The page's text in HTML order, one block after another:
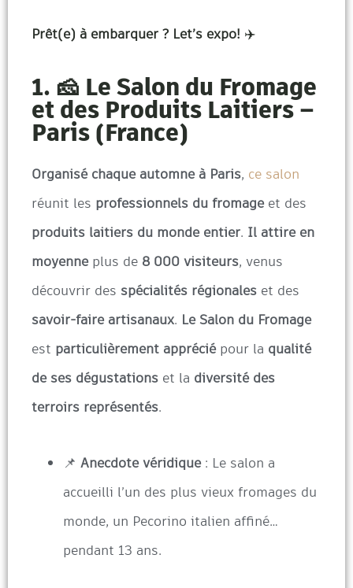
Prêt(e) à embarquer ? Let’s expo! ✈️
1. 🧀 Le Salon du Fromage
et des Produits Laitiers –
Paris (France)
Organisé chaque automne à Paris, ce salon
réunit les professionnels du fromageet des
produits laitiers du monde entier. Il attire en
moyenneplus de 8 000 visiteurs, venus
découvrir des spécialités régionales et des
savoir-faire artisanaux. Le Salon du Fromage
est particulièrement appréciépour la qualité
de ses dégustations et la diversité des
terroirs représentés.
📌 Anecdote véridique: Le salon a
accueilli l’un des plus vieux fromages du
monde, un Pecorino italien affiné…
pendant 13 ans.